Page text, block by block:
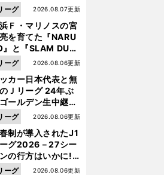
好き ポドルスキは
小次郎に憧れてい
Ｆ・マリノスの宮
を育てた『NARU
』と『SLAM DUN
中京大中京の同
・木原龍一は"ジ
プ係"だった
2026.08.07更新
ーグ
カー日本代表と無
Ｊリーグ 24年ぶ
ールデン生中継の
戦でヘタな試合は
られない
2026.08.06更新
ーグ
制が導入されたJ1
グ2026－27シー
の行方はいかに!?
の識者が全順位
2026.08.06更新
ーグ
2026.08.06更新
ーグ